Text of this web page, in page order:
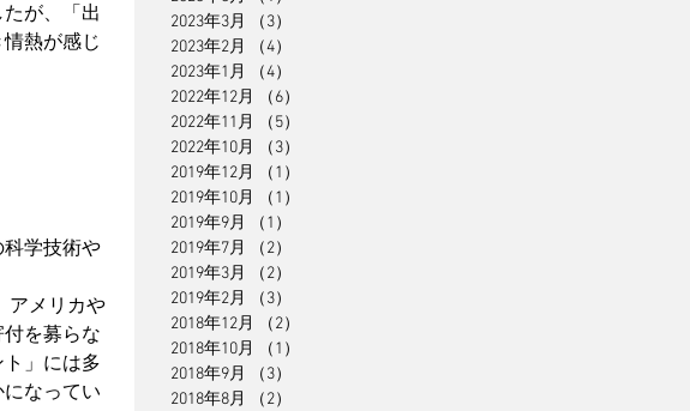
2023年3月
（3）
2023年2月
（4）
2023年1月
（4）
2022年12月
（6）
2022年11月
（5）
2022年10月
（3）
2019年12月
（1）
2019年10月
（1）
2019年9月
（1）
2019年7月
（2）
2019年3月
（2）
2019年2月
（3）
2018年12月
（2）
2018年10月
（1）
2018年9月
（3）
2018年8月
（2）
が、「出
熱が感じ
学技術や
アメリカや
を募らな
」には多
なってい